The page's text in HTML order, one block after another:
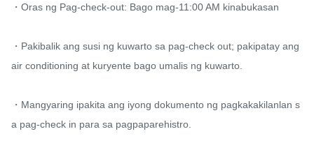
・Oras ng Pag-check-out: Bago mag-11:00 AM kinabukasan
・Pakibalik ang susi ng kuwarto sa pag-check out; pakipatay ang
air conditioning at kuryente bago umalis ng kuwarto.
・Mangyaring ipakita ang iyong dokumento ng pagkakakilanlan s
a pag-check in para sa pagpaparehistro.